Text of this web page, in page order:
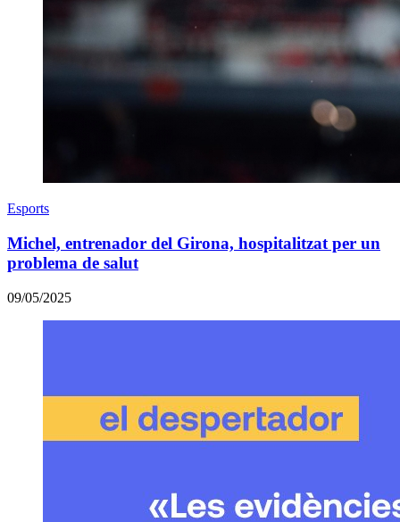
Esports
Michel, entrenador del Girona, hospitalitzat per un
problema de salut
09/05/2025